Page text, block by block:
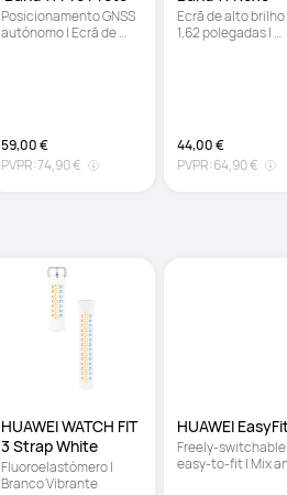
Posicionamento GNSS
autónomo | Ecrã de
59,00 €
PVPR:74,90 €
Ecrã de alto
1,62 polegadas |
44,00 €
PVPR:64,90 €
HUAWEI WATCH FIT
3 Strap White
Fluoroelastómero |
Branco Vibrante
Freely-
easy-to-fit | Mix